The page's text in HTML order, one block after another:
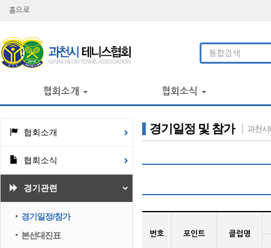
홈으로
협회소개 협회소식
협회소개
협회소식
경기관련
경기일정/참가
본선대진표
경기일정 및 참가 과천시
번호 포인트 클럽명